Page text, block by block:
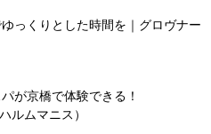
っくりとした時間を｜グロヴナー
が京橋で体験できる！
ルムマニス）